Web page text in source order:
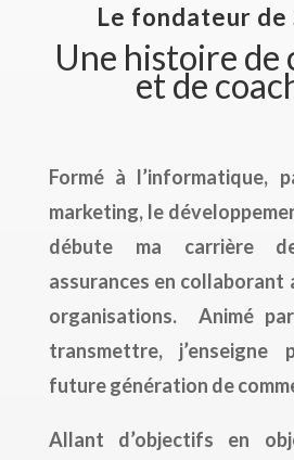
Le fondateur de
Une histoire de
et de
Formé à l’informatique,
marketing, le
débute ma carrière
assurances en collaborant
organisations.Animé
transmettre, j’enseigne
future génération de
Allant d’objectifs en